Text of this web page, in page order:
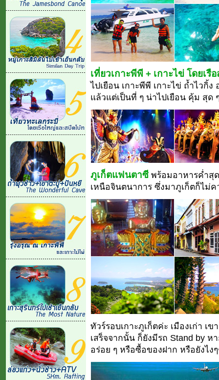
เที่ยวเกาะพีพี + เกาะไข่ โดยเรื
ไปเยือน เกาะพีพี เกาะไข่ ถ้ำไวกิ้
แล้วแต่เป็นที่ ๆ น่าไปเยือน คุ้ม สุด
ภูเก็ตแฟนตาซี พร้อมอาหารค่ำสุ
เหนือจินตนาการ ซึ่งมาภูเก็ตก็ไม่
ทัวร์รอบเกาะภูเก็ตค่ะ เมืองเก่า
เสร็จจากนั้น ก็ยังมีรถ Stand by ห
อร่อย ๆ หรือซื้อของฝาก หรือยังไง